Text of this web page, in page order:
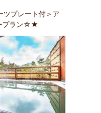
プレート付＞ア
プラン☆★